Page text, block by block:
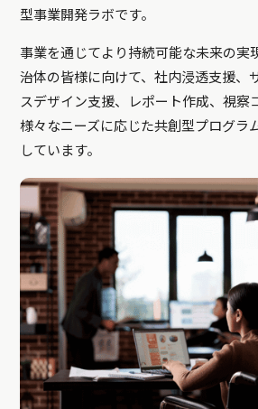
型事業開発ラボです。
事業を通じてより持続可能な未来の実
治体の皆様に向けて、社内浸透支援、
スデザイン支援、レポート作成、視察
様々なニーズに応じた共創型プログラ
しています。